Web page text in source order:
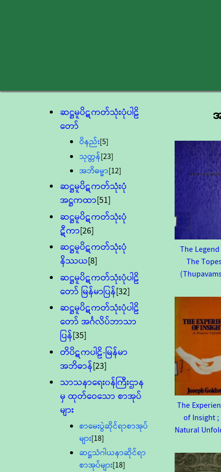
ဆဋ္ဌမူပိဋကတ်သုံးပုံပါဠိ
တော်
ဝိနည်း[5]
သုတ္တန်[23]
အဘိဓမ္မာ[12]
ဆဋ္ဌမူပိဋကတ်သုံးပုံ
အဋ္ဌကထာ[51]
ဆဋ္ဌမူပိဋကတ်သုံးပုံ
ဋီကာ[26]
ဆဋ္ဌမူပိဋကတ်သုံးပုံ
နိဿယ[8]
ဆဋ္ဌမူပိဋကတ်သုံးပုံပါဠိ
တော် မြန်မာပြန်[32]
ဆဋ္ဌမူပိဋကတ်သုံးပုံပါဠိ
တော် အင်္ဂလိပ်ဘာသာ
ပြန်[35]
တိပိဋကပါဠိ-မြန်မာ
အဘိဓာန်[23]
သာသနာရေး၀န်ကြီးဌာန
မှ ထုတ်ဝေသော စာအုပ်
များ
စာမေးပွဲဆိုင်ရာစာအုပ်
များ[18]
ဆဋ္ဌသံဂါယနာဆိုင်ရာ
စာအုပ်များ[18]
The
The
The
of Insight ;
Natural